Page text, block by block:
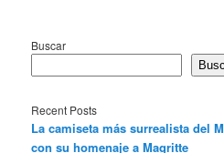
Buscar
Recent Posts
La camiseta más surrealista del
con su homenaje a Magritte